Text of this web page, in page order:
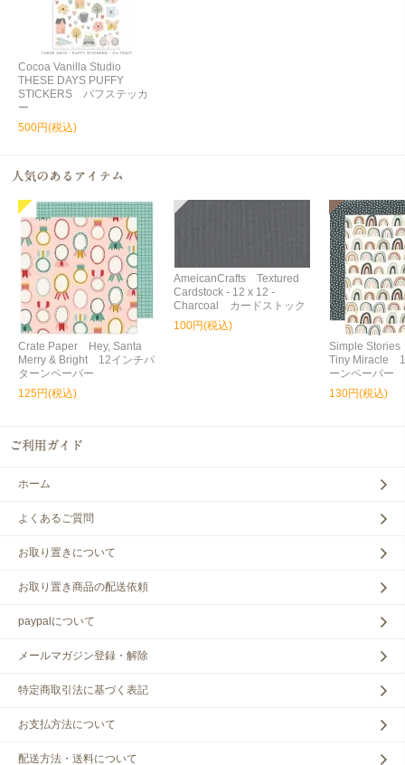
Cocoa Vanilla Studio
THESE DAYS PUFFY
STICKERS パフステッカ
ー
500円(税込)
Crate Paper Hey, Santa
Merry & Bright 12インチパ
ターンペーパー
125円(税込)
AmeicanCrafts Textured
Cardstock - 12 x 12 -
Charcoal カードストック
100円(税込)
Simple
Tiny Miracle
ーンペーパー
130円(税込)
ホーム
よくあるご質問
お取り置きについて
お取り置き商品の配送依頼
paypalについて
メールマガジン登録・解除
特定商取引法に基づく表記
お支払方法について
配送方法・送料について